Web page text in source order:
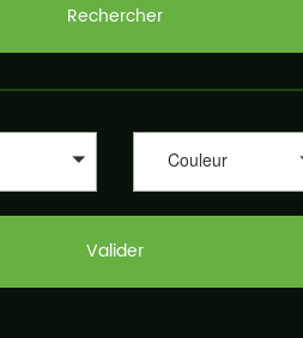
Rechercher
Couleur
Valider